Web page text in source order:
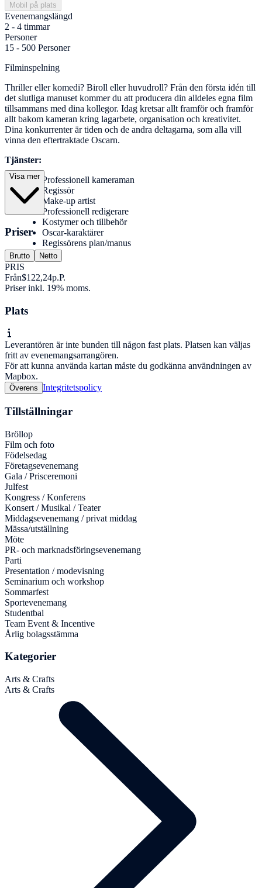
Mobil på plats
Evenemangslängd
2 - 4 timmar
Personer
15 - 500 Personer
Filminspelning
Thriller eller komedi? Biroll eller huvudroll? Från den första idén till
det slutliga manuset kommer du att producera din alldeles egna film
tillsammans med dina kollegor. Idag kretsar allt framför och framför
allt bakom kameran kring lagarbete, organisation och kreativitet.
Dina konkurrenter är tiden och de andra deltagarna, som alla vill
vinna den eftertraktade Oscarn.
Tjänster:
Professionell kameraman
Regissör
Make-up artist
Professionell redigerare
Kostymer och tillbehör
Oscar-karaktärer
Regissörens plan/manus
Visa mer
Priser
Brutto Netto
PRIS
Från$122,24p.P.
Priser inkl. 19% moms.
Plats
Leverantören är inte bunden till någon fast plats. Platsen kan väljas
fritt av evenemangsarrangören.
För att kunna använda kartan måste du godkänna användningen av
Mapbox.
Överens Integritetspolicy
Tillställningar
Bröllop
Film och foto
Födelsedag
Företagsevenemang
Gala / Prisceremoni
Julfest
Kongress / Konferens
Konsert / Musikal / Teater
Middagsevenemang / privat middag
Mässa/utställning
Möte
PR- och marknadsföringsevenemang
Parti
Presentation / modevisning
Seminarium och workshop
Sommarfest
Sportevenemang
Studentbal
Team Event & Incentive
Årlig bolagsstämma
Kategorier
Arts & Crafts
Arts & Crafts